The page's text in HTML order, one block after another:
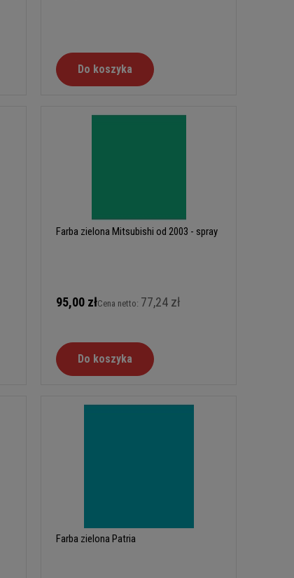
Do koszyka
Farba zielona Mitsubishi od 2003 - spray
95,00 złCena netto: 77,24 zł
Do koszyka
Farba zielona Patria